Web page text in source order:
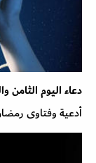
دعاء اليوم
أدعية وفتاوى